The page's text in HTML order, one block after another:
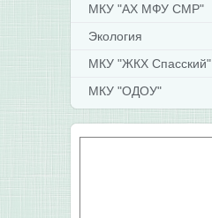
МКУ "АХ МФУ СМР"
Экология
МКУ "ЖКХ Спасский"
МКУ "ОДОУ"